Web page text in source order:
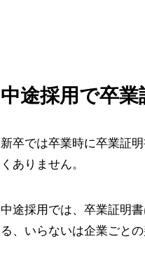
中途採用で卒
新卒では卒業時に卒業証
くありません。
中途採用では、卒業証明
る、いらないは企業ごとの